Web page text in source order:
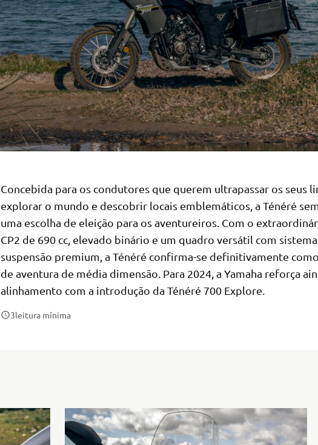
Concebida para os condutores que querem ultrapassar os seus
explorar o mundo e descobrir locais emblemáticos, a Ténéré
uma escolha de eleição para os aventureiros. Com o
CP2 de 690 cc, elevado binário e um quadro versátil com
suspensão premium, a Ténéré confirma-se definitivamente
de aventura de média dimensão. Para 2024, a Yamaha reforça
alinhamento com a introdução da Ténéré 700 Explore.
3leitura mínima